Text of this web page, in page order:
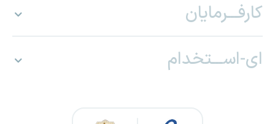
کارفـــرمایان
ای-اســـتخدام